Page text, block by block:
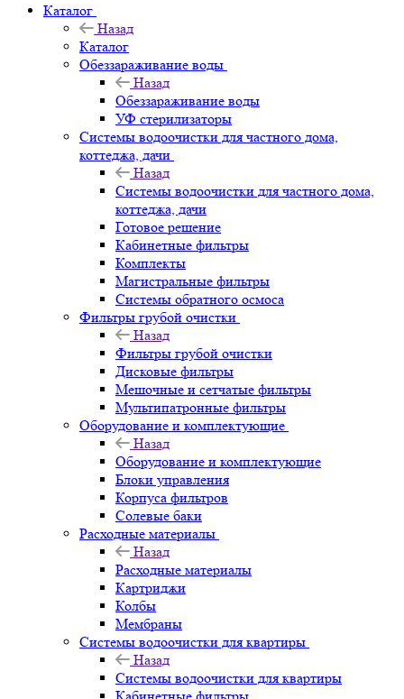
Каталог
Назад
Каталог
Обеззараживание воды
Назад
Обеззараживание воды
УФ стерилизаторы
Системы водоочистки для частного дома,
коттеджа, дачи
Назад
Системы водоочистки для частного дома,
коттеджа, дачи
Готовое решение
Кабинетные фильтры
Комплекты
Магистральные фильтры
Системы обратного осмоса
Фильтры грубой очистки
Назад
Фильтры грубой очистки
Дисковые фильтры
Мешочные и сетчатые фильтры
Мультипатронные фильтры
Оборудование и комплектующие
Назад
Оборудование и комплектующие
Блоки управления
Корпуса фильтров
Солевые баки
Расходные материалы
Назад
Расходные материалы
Картриджи
Колбы
Мембраны
Системы водоочистки для квартиры
Назад
Системы водоочистки для квартиры